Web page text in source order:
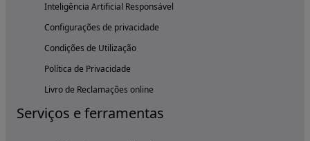
Inteligência Artificial Responsável
Configurações de privacidade
Condições de Utilização
Política de Privacidade
Livro de Reclamações online
Serviços e ferramentas